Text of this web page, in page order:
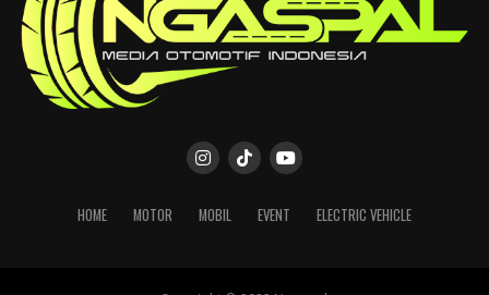
HOME MOTOR MOBIL EVENT ELECTRIC VEHICLE